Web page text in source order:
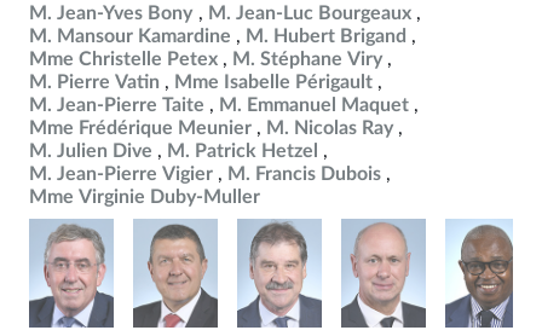
M. Jean-Yves Bony
M. Jean-Luc Bourgeaux
M. Mansour Kamardine
M. Hubert Brigand
Mme Christelle Petex
M. Stéphane Viry
M. Pierre Vatin
Mme Isabelle Périgault
M. Jean-Pierre Taite
M. Emmanuel Maquet
Mme Frédérique Meunier
M. Nicolas Ray
M. Julien Dive
M. Patrick Hetzel
M. Jean-Pierre Vigier
M. Francis Dubois
Mme Virginie Duby-Muller